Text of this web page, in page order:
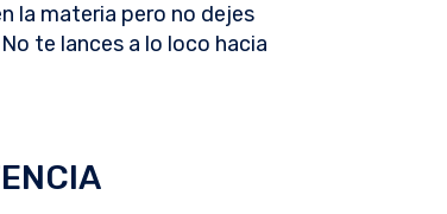
la materia pero no dejes
te lances a lo loco hacia